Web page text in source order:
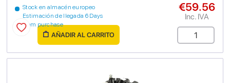
Stock en almacén europeo
Estimación de llegada 6 Days
from purchase
€59.56
Inc. IVA
AÑADIR AL CARRITO